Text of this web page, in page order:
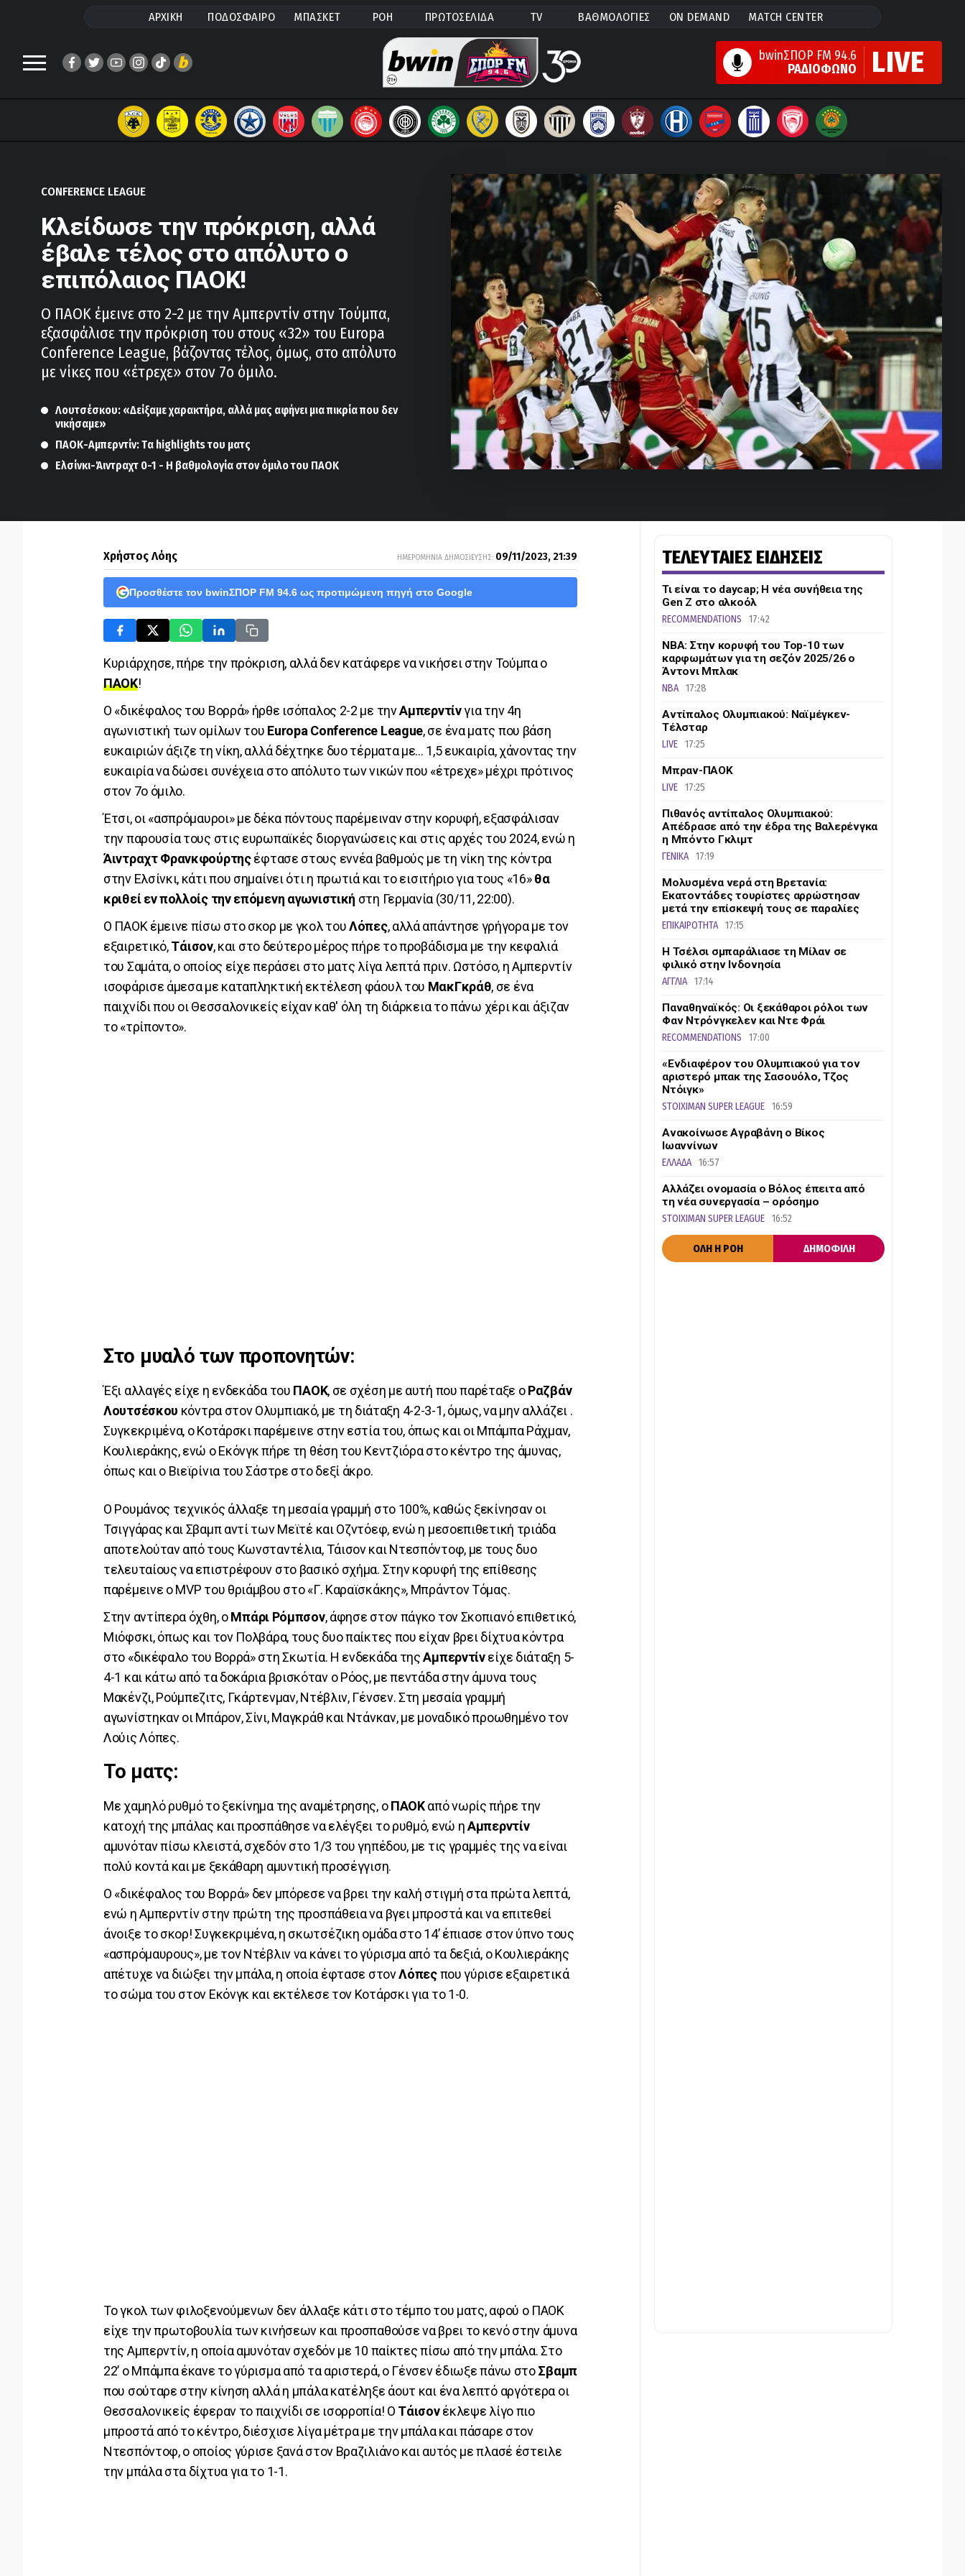
ΑΡΧΙΚΗ ΠΟΔΟΣΦΑΙΡΟ ΜΠΑΣΚΕΤ ΡΟΗ ΠΡΩΤΟΣΕΛΙΔΑ TV ΒΑΘΜΟΛΟΓΙΕΣ ON DEMAND MATCH CENTER
bwinΣΠΟΡ FM 94.6
ΡΑΔΙΟΦΩΝΟ
LIVE
CONFERENCE LEAGUE
Κλείδωσε την πρόκριση, αλλά
έβαλε τέλος στο απόλυτο ο
επιπόλαιος ΠΑΟΚ!
Ο ΠΑΟΚ έμεινε στο 2-2 με την Αμπερντίν στην Τούμπα,
εξασφάλισε την πρόκριση του στους «32» του Europa
Conference League, βάζοντας τέλος, όμως, στο απόλυτο
με νίκες που «έτρεχε» στον 7ο όμιλο.
Λουτσέσκου: «Δείξαμε χαρακτήρα, αλλά μας αφήνει μια πικρία που δεν
νικήσαμε»
ΠΑΟΚ-Αμπερντίν: Tα highlights του ματς
Ελσίνκι-Άιντραχτ 0-1 - Η βαθμολογία στον όμιλο του ΠΑΟΚ
Χρήστος Λόης ΗΜΕΡΟΜΗΝΙΑ ΔΗΜΟΣΙΕΥΣΗΣ: 09/11/2023, 21:39
Προσθέστε τον bwinΣΠΟΡ FM 94.6 ως προτιμώμενη πηγή στο Google
Κυριάρχησε, πήρε την πρόκριση, αλλά δεν κατάφερε να νικήσει στην Τούμπα ο
ΠΑΟΚ!
Ο «δικέφαλος του Βορρά» ήρθε ισόπαλος 2-2 με τηνΑμπερντίνγια την 4η
αγωνιστική των ομίλων του Europa Conference League, σε ένα ματς που βάση
ευκαιριών άξιζε τη νίκη, αλλά δέχτηκε δυο τέρματα με... 1,5 ευκαιρία, χάνοντας την
ευκαιρία να δώσει συνέχεια στο απόλυτο των νικών που «έτρεχε» μέχρι πρότινος
στον 7ο όμιλο.
Έτσι, οι «ασπρόμαυροι» με δέκα πόντους παρέμειναν στην κορυφή, εξασφάλισαν
την παρουσία τους στις ευρωπαϊκές διοργανώσεις και στις αρχές του 2024, ενώ η
Άιντραχτ Φρανκφούρτηςέφτασε στους εννέα βαθμούς με τη νίκη της κόντρα
στην Ελσίνκι, κάτι που σημαίνει ότι η πρωτιά και το εισιτήριο για τους «16»θα
κριθεί εν πολλοίς την επόμενη αγωνιστική στη Γερμανία (30/11, 22:00).
Ο ΠΑΟΚ έμεινε πίσω στο σκορ με γκολ τουΛόπες, αλλά απάντησε γρήγορα με τον
εξαιρετικό,Τάισον, και στο δεύτερο μέρος πήρε το προβάδισμα με την κεφαλιά
του Σαμάτα, ο οποίος είχε περάσει στο ματς λίγα λεπτά πριν. Ωστόσο, η Αμπερντίν
ισοφάρισε άμεσα με καταπληκτική εκτέλεση φάουλ του ΜακΓκράθ, σε ένα
παιχνίδι που οι Θεσσαλονικείς είχαν καθ' όλη τη διάρκεια το πάνω χέρι και άξιζαν
το «τρίποντο».
Στο μυαλό των προπονητών:
Έξι αλλαγές είχε η ενδεκάδα του ΠΑΟΚ, σε σχέση με αυτή που παρέταξε οΡαζβάν
Λουτσέσκου κόντρα στον Ολυμπιακό, με τη διάταξη 4-2-3-1, όμως, να μην αλλάζει .
Συγκεκριμένα, ο Κοτάρσκι παρέμεινε στην εστία του, όπως και οι Μπάμπα Ράχμαν,
Κουλιεράκης, ενώ ο Εκόνγκ πήρε τη θέση του Κεντζιόρα στο κέντρο της άμυνας,
όπως και ο Βιεϊρίνια του Σάστρε στο δεξί άκρο.
Ο Ρουμάνος τεχνικός άλλαξε τη μεσαία γραμμή στο 100%, καθώς ξεκίνησαν οι
Τσιγγάρας και Σβαμπ αντί των Μεϊτέ και Οζντόεφ, ενώ η μεσοεπιθετική τριάδα
αποτελούταν από τους Κωνσταντέλια, Τάισον και Ντεσπόντοφ, με τους δυο
τελευταίους να επιστρέφουν στο βασικό σχήμα. Στην κορυφή της επίθεσης
παρέμεινε ο MVP του θριάμβου στο «Γ. Καραϊσκάκης», Μπράντον Τόμας.
Στην αντίπερα όχθη, οΜπάρι Ρόμπσον, άφησε στον πάγκο τον Σκοπιανό επιθετικό,
Μιόφσκι, όπως και τον Πολβάρα, τους δυο παίκτες που είχαν βρει δίχτυα κόντρα
στο «δικέφαλο του Βορρά» στη Σκωτία. Η ενδεκάδα τηςΑμπερντίνείχε διάταξη 5-
4-1 και κάτω από τα δοκάρια βρισκόταν ο Ρόος, με πεντάδα στην άμυνα τους
Μακένζι, Ρούμπεζιτς, Γκάρτενμαν, Ντέβλιν, Γένσεν. Στη μεσαία γραμμή
αγωνίστηκαν οι Μπάρον, Σίνι, Μαγκράθ και Ντάνκαν, με μοναδικό προωθημένο τον
Λούις Λόπες.
Το ματς:
Με χαμηλό ρυθμό το ξεκίνημα της αναμέτρησης, οΠΑΟΚαπό νωρίς πήρε την
κατοχή της μπάλας και προσπάθησε να ελέγξει το ρυθμό, ενώ ηΑμπερντίν
αμυνόταν πίσω κλειστά, σχεδόν στο 1/3 του γηπέδου, με τις γραμμές της να είναι
πολύ κοντά και με ξεκάθαρη αμυντική προσέγγιση.
Ο «δικέφαλος του Βορρά» δεν μπόρεσε να βρει την καλή στιγμή στα πρώτα λεπτά,
ενώ η Αμπερντίν στην πρώτη της προσπάθεια να βγει μπροστά και να επιτεθεί
άνοιξε το σκορ! Συγκεκριμένα, η σκωτσέζικη ομάδα στο 14’ έπιασε στον ύπνο τους
«ασπρόμαυρους», με τον Ντέβλιν να κάνει το γύρισμα από τα δεξιά, ο Κουλιεράκης
απέτυχε να διώξει την μπάλα, η οποία έφτασε στονΛόπεςπου γύρισε εξαιρετικά
το σώμα του στον Εκόνγκ και εκτέλεσε τον Κοτάρσκι για το 1-0.
Το γκολ των φιλοξενούμενων δεν άλλαξε κάτι στο τέμπο του ματς, αφού ο ΠΑΟΚ
είχε την πρωτοβουλία των κινήσεων και προσπαθούσε να βρει το κενό στην άμυνα
της Αμπερντίν, η οποία αμυνόταν σχεδόν με 10 παίκτες πίσω από την μπάλα. Στο
22’ ο Μπάμπα έκανε το γύρισμα από τα αριστερά, ο Γένσεν έδιωξε πάνω στοΣβαμπ
που σούταρε στην κίνηση αλλά η μπάλα κατέληξε άουτ και ένα λεπτό αργότερα οι
Θεσσαλονικείς έφεραν το παιχνίδι σε ισορροπία! Ο Τάισονέκλεψε λίγο πιο
μπροστά από το κέντρο, διέσχισε λίγα μέτρα με την μπάλα και πάσαρε στον
Ντεσπόντοφ, ο οποίος γύρισε ξανά στον Βραζιλιάνο και αυτός με πλασέ έστειλε
την μπάλα στα δίχτυα για το 1-1.
ΤΕΛΕΥΤΑΙΕΣ ΕΙΔΗΣΕΙΣ
Τι είναι το daycap; Η νέα συνήθεια της
Gen Z στο αλκοόλ
RECOMMENDATIONS 17:42
ΝΒΑ: Στην κορυφή του Top-10 των
καρφωμάτων για τη σεζόν 2025/26 ο
Άντονι Μπλακ
NBA 17:28
Αντίπαλος Ολυμπιακού: Ναϊμέγκεν-
Τέλσταρ
LIVE 17:25
Μπραν-ΠΑΟΚ
LIVE 17:25
Πιθανός αντίπαλος Ολυμπιακού:
Απέδρασε από την έδρα της Βαλερένγκα
η Μπόντο Γκλιμτ
ΓΕΝΙΚΑ 17:19
Μολυσμένα νερά στη Βρετανία:
Εκατοντάδες τουρίστες αρρώστησαν
μετά την επίσκεψή τους σε παραλίες
ΕΠΙΚΑΙΡΟΤΗΤΑ 17:15
Η Τσέλσι σμπαράλιασε τη Μίλαν σε
φιλικό στην Ινδονησία
ΑΓΓΛΙΑ 17:14
Παναθηναϊκός: Οι ξεκάθαροι ρόλοι των
Φαν Ντρόνγκελεν και Ντε Φράι
RECOMMENDATIONS 17:00
«Ενδιαφέρον του Ολυμπιακού για τον
αριστερό μπακ της Σασουόλο, Τζος
Ντόιγκ»
STOIXIMAN SUPER LEAGUE 16:59
Ανακοίνωσε Αγραβάνη ο Βίκος
Ιωαννίνων
ΕΛΛΑΔΑ 16:57
Αλλάζει ονομασία ο Βόλος έπειτα από
τη νέα συνεργασία – ορόσημο
STOIXIMAN SUPER LEAGUE 16:52
ΟΛΗ Η ΡΟΗ ΔΗΜΟΦΙΛΗ